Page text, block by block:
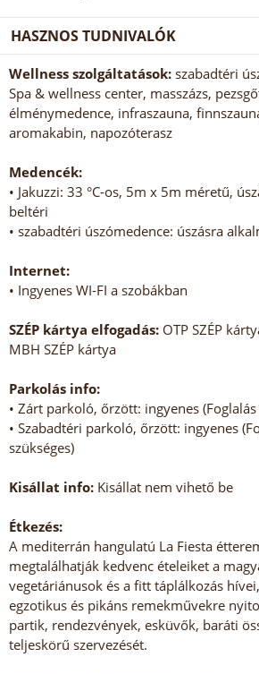
HASZNOS TUDNIVALÓK
Wellness szolgáltatások: szabadtéri
Spa & wellness center, masszázs,
élménymedence, infraszauna,
aromakabin, napozóterasz
Medencék:
• Jakuzzi: 33 °C-os, 5m x 5m méretű,
beltéri
• szabadtéri úszómedence: úszásra
Internet:
• Ingyenes WI-FI a szobákban
SZÉP kártya elfogadás: OTP SZÉP
MBH SZÉP kártya
Parkolás info:
• Zárt parkoló, őrzött: ingyenes
• Szabadtéri parkoló, őrzött: ingyenes
szükséges)
Kisállat info: Kisállat nem vihető be
Étkezés:
A mediterrán hangulatú La Fiesta
megtalálhatják kedvenc ételeiket a
vegetáriánusok és a fitt táplálkozás
egzotikus és pikáns remekművekre
partik, rendezvények, esküvők, baráti
teljeskörű szervezését.